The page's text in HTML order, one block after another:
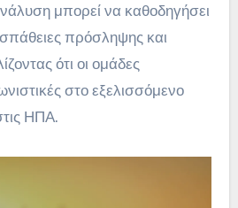
μπορεί να καθοδηγήσει
πρόσληψης και
ότι οι ομάδες
στο εξελισσόμενο
ΗΠΑ.